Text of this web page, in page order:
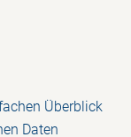
Überblick
Daten